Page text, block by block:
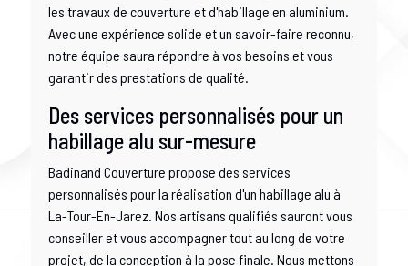
les travaux de couverture et d'habillage en aluminium.
Avec une expérience solide et un savoir-faire reconnu,
notre équipe saura répondre à vos besoins et vous
garantir des prestations de qualité.
Des services personnalisés pour un
habillage alu sur-mesure
Badinand Couverture propose des services
personnalisés pour la réalisation d'un habillage alu à
La-Tour-En-Jarez. Nos artisans qualifiés sauront vous
conseiller et vous accompagner tout au long de votre
projet, de la conception à la pose finale. Nous mettons